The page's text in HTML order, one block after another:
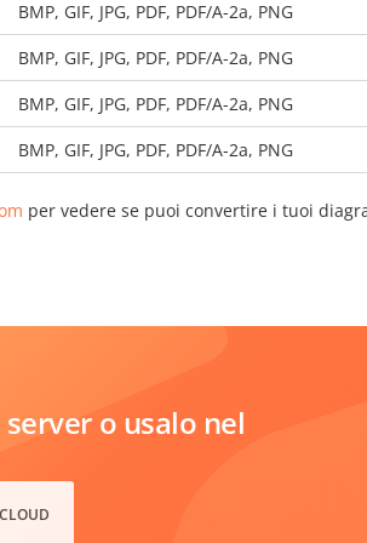
BMP, GIF, JPG, PDF, PDF/A-2a, PNG
BMP, GIF, JPG, PDF, PDF/A-2a, PNG
BMP, GIF, JPG, PDF, PDF/A-2a, PNG
BMP, GIF, JPG, PDF, PDF/A-2a, PNG
per vedere se puoi convertire i tuoi
server o usalo nel